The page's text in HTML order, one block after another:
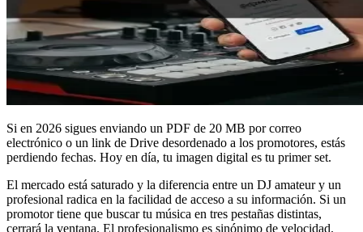
Si en 2026 sigues enviando un PDF de 20 MB por correo
electrónico o un link de Drive desordenado a los promotores, estás
perdiendo fechas. Hoy en día, tu imagen digital es tu primer set.
El mercado está saturado y la diferencia entre un DJ amateur y un
profesional radica en la facilidad de acceso a su información. Si un
promotor tiene que buscar tu música en tres pestañas distintas,
cerrará la ventana. El profesionalismo es sinónimo de velocidad.